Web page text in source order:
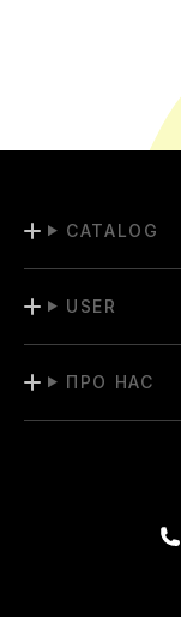
CATALOG
USER
ПРО НАС